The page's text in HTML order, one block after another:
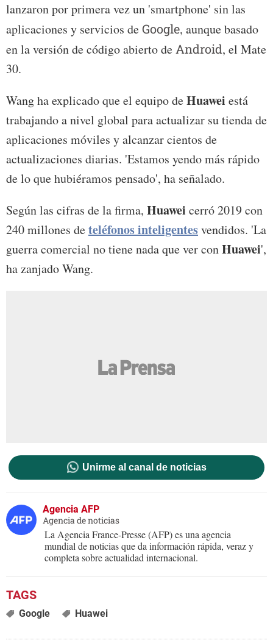
lanzaron por primera vez un 'smartphone' sin las
aplicaciones y servicios deGoogle, aunque basado
en la versión de código abierto de Android, el Mate
30.
Wang ha explicado que el equipo deHuawei está
trabajando a nivel global para actualizar su tienda de
aplicaciones móviles y alcanzar cientos de
actualizaciones diarias. 'Estamos yendo más rápido
de lo que hubiéramos pensado', ha señalado.
Según las cifras de la firma, Huawei cerró 2019 con
240 millones deteléfonos inteligentesvendidos. 'La
guerra comercial no tiene nada que ver conHuawei',
ha zanjado Wang.
Unirme al canal de noticias
Agencia AFP
Agencia de noticias
La Agencia France-Presse (AFP) es una agencia
mundial de noticias que da información rápida, veraz y
completa sobre actualidad internacional.
Google Huawei